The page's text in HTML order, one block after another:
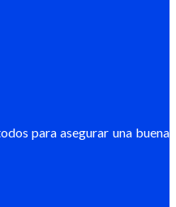
para asegurar una buena